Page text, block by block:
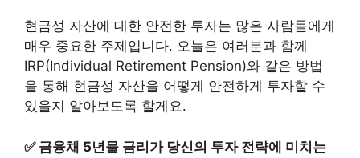
현금성 자산에 대한 안전한 투자는 많은 사람들에게
매우 중요한 주제입니다. 오늘은 여러분과 함께
IRP(Individual Retirement Pension)와 같은 방법
을 통해 현금성 자산을 어떻게 안전하게 투자할 수
있을지 알아보도록 할게요.
✅ 금융채 5년물 금리가 당신의 투자 전략에 미치는